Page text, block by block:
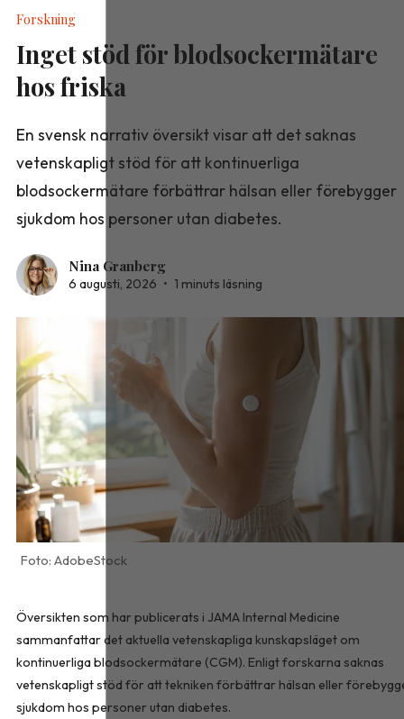
Forskning
Inget stöd för blodsockermätare
hos friska
En svensk narrativ översikt visar att det saknas
vetenskapligt stöd för att kontinuerliga
blodsockermätare förbättrar hälsan eller förebygger
sjukdom hos personer utan diabetes.
Nina Granberg
6 augusti, 2026 • 1 minuts läsning
AdobeStock
Översikten som har publicerats i JAMA Internal Medicine
sammanfattar det aktuella vetenskapliga kunskapsläget om
kontinuerliga blodsockermätare (CGM). Enligt forskarna saknas
vetenskapligt stöd för att tekniken förbättrar hälsan eller
sjukdom hos personer utan diabetes.